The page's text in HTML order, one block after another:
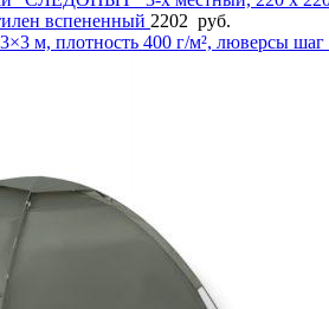
вспененный 2202 руб.